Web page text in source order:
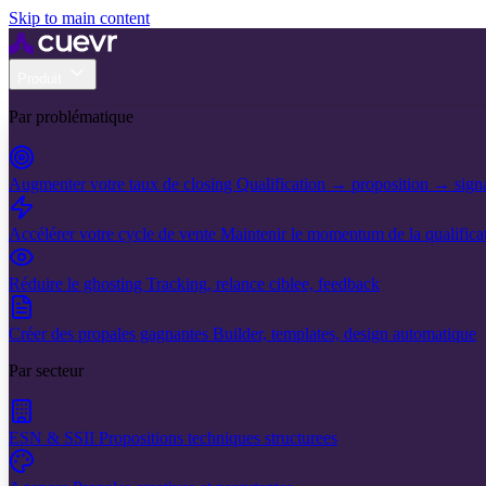
Skip to main content
Par problématique
Augmenter votre taux de closing Qualification → proposition →
Accélérer votre cycle de vente Maintenir le momentum de la
Réduire le ghosting Tracking, relance ciblee, feedback
Créer des propales gagnantes Builder, templates, design automatique
Par secteur
ESN & SSII Propositions techniques structurees